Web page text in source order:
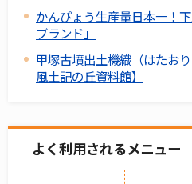
かんぴょう生産量日本一！
ブランド」
甲塚古墳出土機織（はたお
風土記の丘資料館】
よく利用されるメニュー